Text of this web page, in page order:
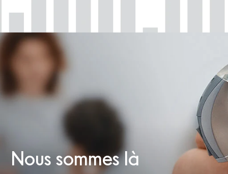
Nous sommes là